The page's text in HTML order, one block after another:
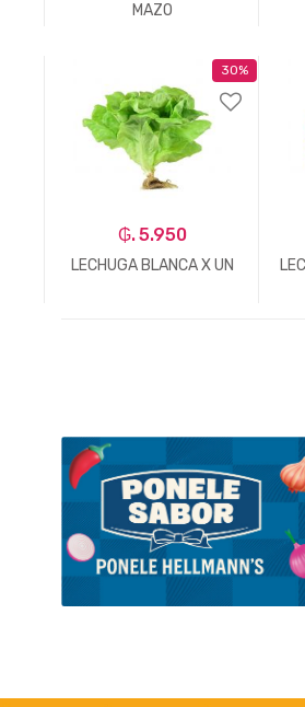
MAZO
+
30%
₲. 5.950
LECHUGA BLANCA X UN